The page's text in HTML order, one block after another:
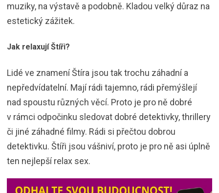
muziky, na výstavě a podobně. Kladou velký důraz na
estetický zážitek.
Jak relaxují Štíři?
Lidé ve znamení Štíra jsou tak trochu záhadní a
nepředvídatelní. Mají rádi tajemno, rádi přemýšlejí
nad spoustu různých věcí. Proto je pro ně dobré
v rámci odpočinku sledovat dobré detektivky, thrillery
či jiné záhadné filmy. Rádi si přečtou dobrou
detektivku. Štíři jsou vášniví, proto je pro ně asi úplně
ten nejlepší relax sex.